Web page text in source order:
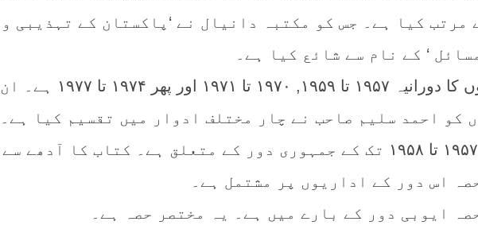
مرتب کیا ہے۔ جس کو مکتبہ دانیال نے ‘پاکستان کے تہذیبی و
‘ کے نام سے شائع کیا ہے۔
ان اداریوں کا دورانیہ ۱۹۵۷ تا ۱۹۵۹, ۱۹۷۰ تا ۱۹۷۱ اور پھر ۱۹۷۴ تا ۱۹۷۷ ہے۔ ان
کو احمد سلیم صاحب نے چار مختلف ادوار میں تقسیم کیا ہے۔
پہلا دور ۱۹۵۷ تا ۱۹۵۸ تک کے جمہوری دور کے متعلق ہے۔ کتاب کا آدھے سے
اس دور کے اداریوں پر مشتمل ہے۔
ایوبی دور کے بارے میں ہے۔ یہ مختصر حصہ ہے۔